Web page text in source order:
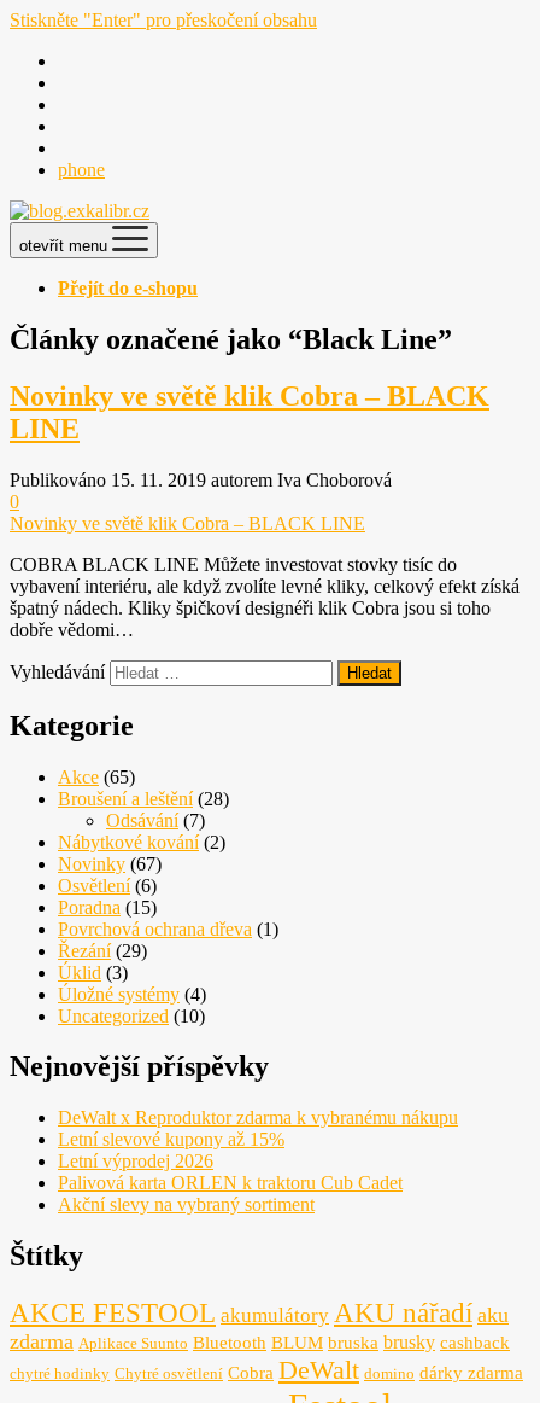
Stiskněte "Enter" pro přeskočení obsahu
phone
otevřít menu
Přejít do e-shopu
Články označené jako “Black Line”
Novinky ve světě klik Cobra – BLACK
LINE
Publikováno 15. 11. 2019 autorem Iva Choborová
0
Novinky ve světě klik Cobra – BLACK LINE
COBRA BLACK LINE Můžete investovat stovky tisíc do
vybavení interiéru, ale když zvolíte levné kliky, celkový efekt získá
špatný nádech. Kliky špičkoví designéři klik Cobra jsou si toho
dobře vědomi…
Vyhledávání
Kategorie
Akce (65)
Broušení a leštění(28)
Odsávání(7)
Nábytkové kování(2)
Novinky (67)
Osvětlení(6)
Poradna (15)
Povrchová ochrana dřeva (1)
Řezání(29)
Úklid (3)
Úložné systémy (4)
Uncategorized (10)
Nejnovější příspěvky
DeWalt x Reproduktor zdarma k vybranému nákupu
Letní slevové kupony až 15%
Letní výprodej 2026
Palivová karta ORLEN k traktoru Cub Cadet
Akční slevy na vybraný sortiment
Štítky
AKCE FESTOOL akumulátory AKU nářadí aku
zdarma Aplikace Suunto Bluetooth BLUM bruska brusky cashback
chytré hodinky Chytré osvětlení Cobra DeWalt domino dárky zdarma